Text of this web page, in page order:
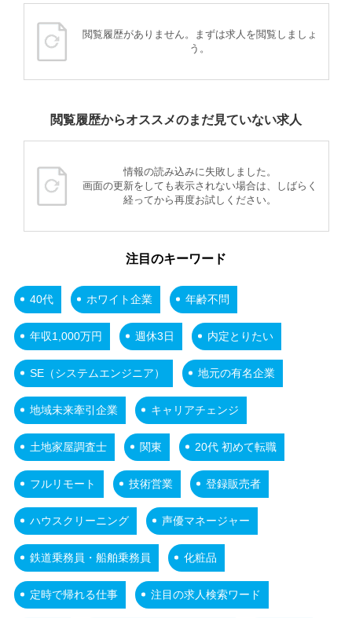
閲覧履歴がありません。まずは求人を閲覧しましょ
う。
閲覧履歴からオススメのまだ見ていない求人
情報の読み込みに失敗しました。
画面の更新をしても表示されない場合は、しばらく
経ってから再度お試しください。
注目のキーワード
40代 ホワイト企業 年齢不問
年収1,000万円 週休3日 内定とりたい
SE（システムエンジニア） 地元の有名企業
地域未来牽引企業 キャリアチェンジ
土地家屋調査士 関東 20代 初めて転職
フルリモート 技術営業 登録販売者
ハウスクリーニング 声優マネージャー
鉄道乗務員・船舶乗務員 化粧品
定時で帰れる仕事 注目の求人検索ワード